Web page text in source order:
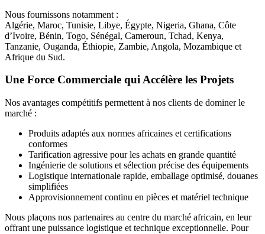
Nous fournissons notamment :
Algérie, Maroc, Tunisie, Libye, Égypte, Nigeria, Ghana, Côte
d’Ivoire, Bénin, Togo, Sénégal, Cameroun, Tchad, Kenya,
Tanzanie, Ouganda, Éthiopie, Zambie, Angola, Mozambique et
Afrique du Sud.
Une Force Commerciale qui Accélère les Projets
Nos avantages compétitifs permettent à nos clients de dominer le
marché :
Produits adaptés aux normes africaines et certifications
conformes
Tarification agressive pour les achats en grande quantité
Ingénierie de solutions et sélection précise des équipements
Logistique internationale rapide, emballage optimisé, douanes
simplifiées
Approvisionnement continu en pièces et matériel technique
Nous plaçons nos partenaires au centre du marché africain, en leur
offrant une puissance logistique et technique exceptionnelle. Pour